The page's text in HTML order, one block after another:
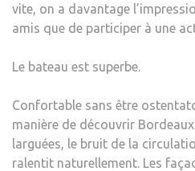
vite, on a davantage
amis que de participer à une
Le bateau est superbe.
Confortable sans être
manière de découvrir
larguées, le bruit de la
ralentit naturellement. Les